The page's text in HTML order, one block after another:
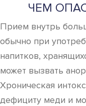
ЧЕМ
Прием внутрь
обычно при
напитков,
может вызвать
Хроническая
дефициту меди и